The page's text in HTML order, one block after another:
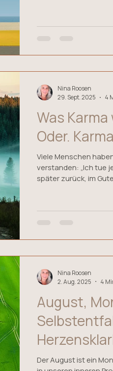
schneller als dein
Was
Oder.
Viele Menschen
verstanden: „Ich tue
später zurück, im
Nina Roosen
29. Sept. 2025
4
August,
Der August ist ein
Nina Roosen
2. Aug. 2025
4